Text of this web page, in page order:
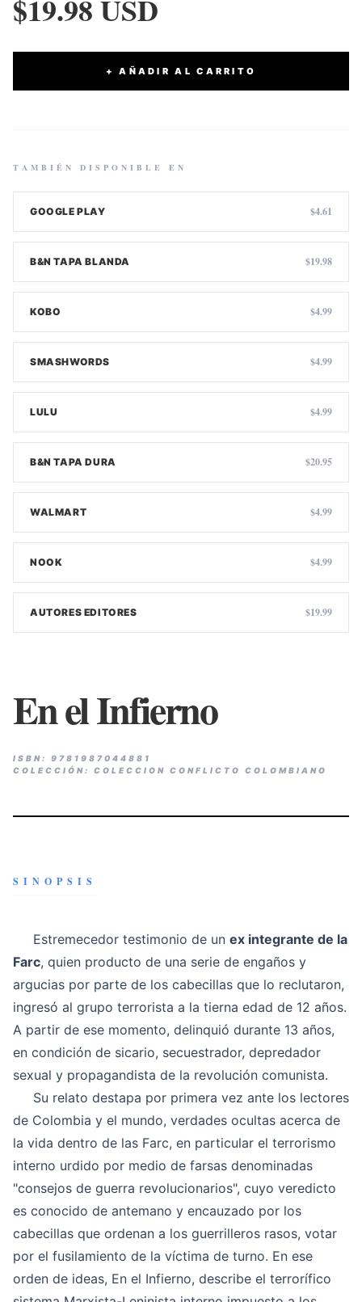
$19.98 USD
+ AÑADIR AL CARRITO
TAMBIÉN DISPONIBLE EN
GOOGLE PLAY $4.61
B&N TAPA BLANDA $19.98
KOBO $4.99
SMASHWORDS $4.99
LULU $4.99
B&N TAPA DURA $20.95
WALMART $4.99
NOOK $4.99
AUTORES EDITORES $19.99
En el Infierno
ISBN: 9781987044881
COLECCIÓN: COLECCION CONFLICTO COLOMBIANO
SINOPSIS
Estremecedor testimonio de un ex integrante de la
Farc, quien producto de una serie de engaños y
argucias por parte de los cabecillas que lo reclutaron,
ingresó al grupo terrorista a la tierna edad de 12 años.
A partir de ese momento, delinquió durante 13 años,
en condición de sicario, secuestrador, depredador
sexual y propagandista de la revolución comunista.
Su relato destapa por primera vez ante los lectores
de Colombia y el mundo, verdades ocultas acerca de
la vida dentro de las Farc, en particular el terrorismo
interno urdido por medio de farsas denominadas
"consejos de guerra revolucionarios", cuyo veredicto
es conocido de antemano y encauzado por los
cabecillas que ordenan a los guerrilleros rasos, votar
por el fusilamiento de la víctima de turno. En ese
orden de ideas, En el Infierno, describe el terrorífico